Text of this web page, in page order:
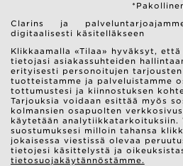
Clarins ja
digitaalisesti käsitelläkseen
Klikkaamalla «Tilaa» hyväksyt,
tietojasi asiakassuhteiden
erityisesti personoitujen tarjousten
tuotteistamme ja palveluistamme
tottumustesi ja kiinnostuksen
Tarjouksia voidaan esittää myös
kolmansien osapuolten
käytetään analytiikkatarkoituksiin.
suostumuksesi milloin tahansa
jokaisessa viestissä olevaa
tietojesi käsittelystä ja
tietosuojakäytännöstämme.